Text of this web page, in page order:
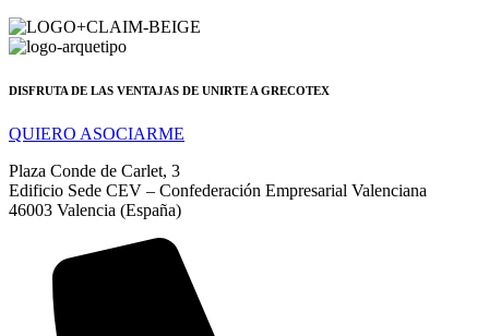
DISFRUTA DE LAS VENTAJAS DE UNIRTE A GRECOTEX
QUIERO ASOCIARME
Plaza Conde de Carlet, 3
Edificio Sede CEV – Confederación Empresarial Valenciana
46003 Valencia (España)